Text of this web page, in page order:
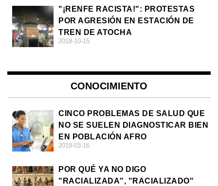
"¡RENFE RACISTA!": PROTESTAS
POR AGRESIÓN EN ESTACIÓN DE
TREN DE ATOCHA
2018-10-15
CONOCIMIENTO
CINCO PROBLEMAS DE SALUD QUE
NO SE SUELEN DIAGNOSTICAR BIEN
EN POBLACIÓN AFRO
2019-03-16
POR QUÉ YA NO DIGO
"RACIALIZADA", "RACIALIZADO"